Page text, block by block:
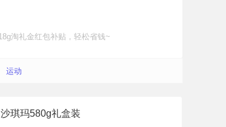
淘礼金红包补贴 ，轻松省钱~
运动
琪玛580g礼盒装